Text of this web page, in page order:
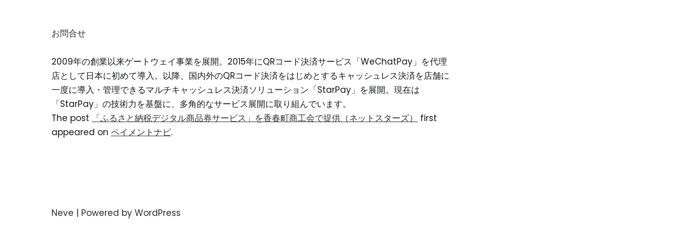
お問合せ
2009年の創業以来ゲートウェイ事業を展開。2015年にQRコード決済サービス「WeChatPay」を代理
店として日本に初めて導入。以降、国内外のQRコード決済をはじめとするキャッシュレス決済を店舗に
一度に導入・管理できるマルチキャッシュレス決済ソリューション「StarPay」を展開。現在は
「StarPay」の技術力を基盤に、多角的なサービス展開に取り組んでいます。
The post
「ふるさと納税デジタル商品券サービス」を香春町商工会で提供（ネットスターズ）
first
appeared on ペイメントナビ.
Neve | Powered by WordPress